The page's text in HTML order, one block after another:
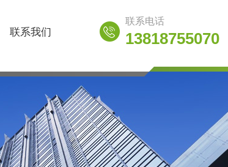
联系我们
联系电话
13818755070